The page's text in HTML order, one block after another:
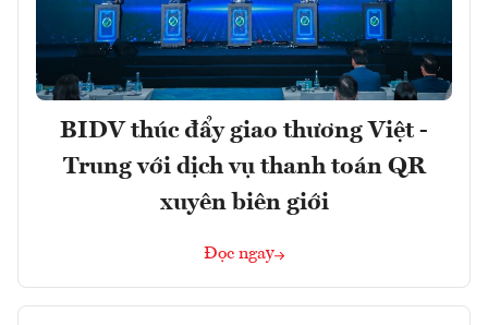
BIDV thúc đẩy giao thương Việt -
Trung với dịch vụ thanh toán QR
xuyên biên giới
Đọc ngay